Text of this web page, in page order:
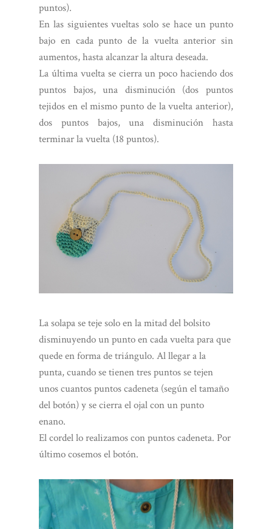
puntos).
En las siguientes vueltas solo se hace un punto
bajo en cada punto de la vuelta anterior sin
aumentos, hasta alcanzar la altura deseada.
La última vuelta se cierra un poco haciendo dos
puntos bajos, una disminución (dos puntos
tejidos en el mismo punto de la vuelta anterior),
dos puntos bajos, una disminución hasta
terminar la vuelta (18 puntos).
La solapa se teje solo en la mitad del bolsito
disminuyendo un punto en cada vuelta para que
quede en forma de triángulo. Al llegar a la
punta, cuando se tienen tres puntos se tejen
unos cuantos puntos cadeneta (según el tamaño
del botón) y se cierra el ojal con un punto
enano.
El cordel lo realizamos con puntos cadeneta. Por
último cosemos el botón.